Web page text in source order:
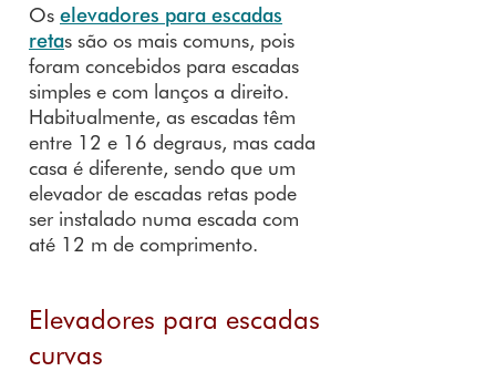
Os elevadores para escadas
retas são os mais comuns, pois
foram concebidos para escadas
simples e com lanços a direito.
Habitualmente, as escadas têm
entre 12 e 16 degraus, mas cada
casa é diferente, sendo que um
elevador de escadas retas pode
ser instalado numa escada com
até 12 m de comprimento.
Elevadores para escadas
curvas